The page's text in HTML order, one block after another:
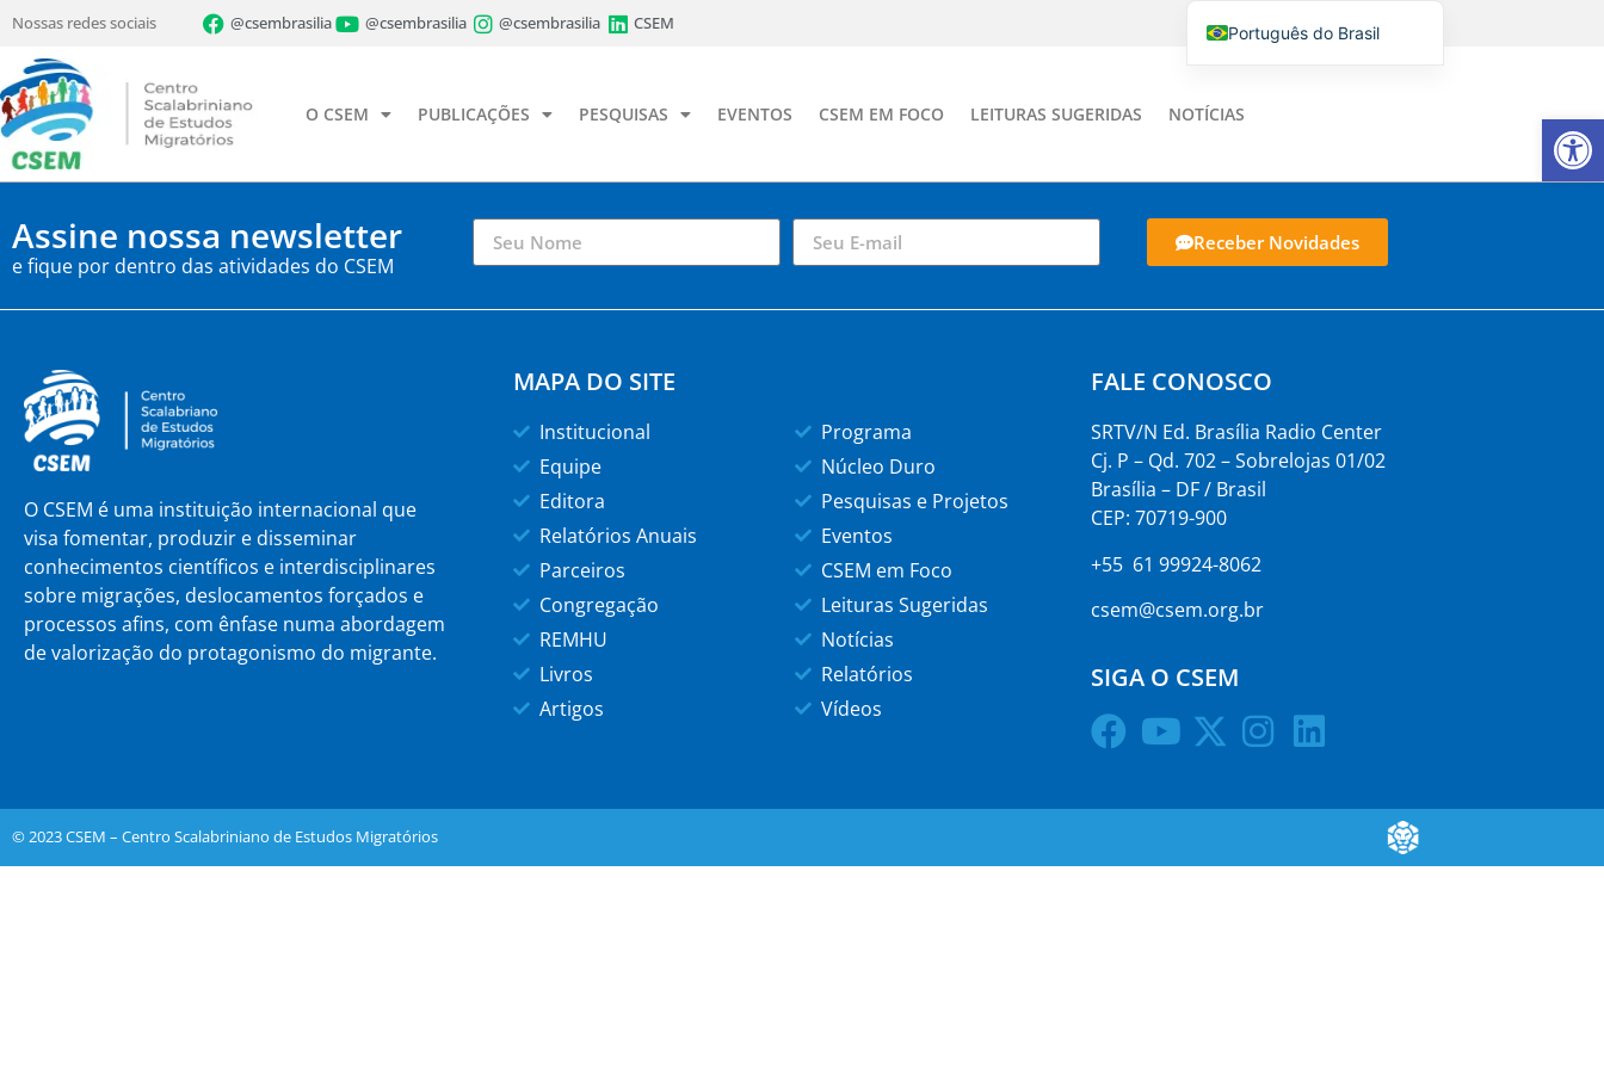
Nossas redes sociais @csembrasilia @csembrasilia @csembrasilia CSEM
O CSEM PUBLICAÇÕES PESQUISAS EVENTOS CSEM EM FOCO LEITURAS SUGERIDAS NOTÍCIAS
Assine nossa newsletter
e fique por dentro das atividades do CSEM
Receber Novidades
O CSEM é uma instituição internacional que
visa fomentar, produzir e disseminar
conhecimentos científicos e interdisciplinares
sobre migrações, deslocamentos forçados e
processos afins, com ênfase numa abordagem
de valorização do protagonismo do migrante.
MAPA DO SITE
Institucional
Equipe
Editora
Relatórios Anuais
Parceiros
Congregação
REMHU
Livros
Artigos
Programa
Núcleo Duro
Pesquisas e Projetos
Eventos
CSEM em Foco
Leituras Sugeridas
Notícias
Relatórios
Vídeos
FALE CONOSCO
SRTV/N Ed. Brasília Radio Center
Cj. P – Qd. 702 – Sobrelojas 01/02
Brasília – DF / Brasil
CEP: 70719-900
+55 61 99924-8062
csem@csem.org.br
SIGA O CSEM
© 2023 CSEM – Centro Scalabriniano de Estudos Migratórios
Barra de
Português do Brasil
Italiano